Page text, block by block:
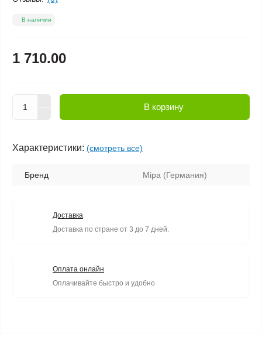
В наличии
1 710.00
В корзину
Характеристики: (смотреть все)
Бренд Mipa (Германия)
Доставка
Доставка по стране от 3 до 7 дней.
Оплата онлайн
Оплачивайте быстро и удобно